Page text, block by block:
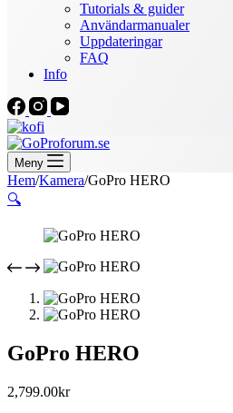
Tutorials & guider
Användarmanualer
Uppdateringar
FAQ
Info
Meny
Hem/Kamera/GoPro HERO
🔍
GoPro HERO
2,799.00kr